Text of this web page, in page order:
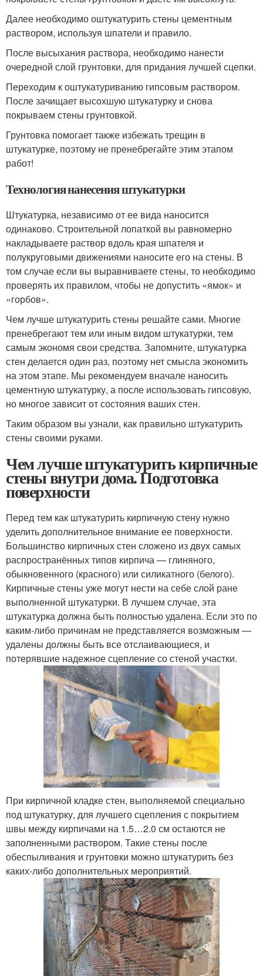
Далее необходимо оштукатурить стены цементным
раствором, используя шпатели и правило.
После высыхания раствора, необходимо нанести
очередной слой грунтовки, для придания лучшей сцепки.
Переходим к оштукатуриванию гипсовым раствором.
После зачищает высохшую штукатурку и снова
покрываем стены грунтовкой.
Грунтовка помогает также избежать трещин в
штукатурке, поэтому не пренебрегайте этим этапом
работ!
Технология нанесения штукатурки
Штукатурка, независимо от ее вида наносится
одинаково. Строительной лопаткой вы равномерно
накладываете раствор вдоль края шпателя и
полукруговыми движениями наносите его на стены. В
том случае если вы выравниваете стены, то необходимо
проверять их правилом, чтобы не допустить «ямок» и
«горбов».
Чем лучше штукатурить стены решайте сами. Многие
пренебрегают тем или иным видом штукатурки, тем
самым экономя свои средства. Запомните, штукатурка
стен делается один раз, поэтому нет смысла экономить
на этом этапе. Мы рекомендуем вначале наносить
цементную штукатурку, а после использовать гипсовую,
но многое зависит от состояния ваших стен.
Таким образом вы узнали, как правильно штукатурить
стены своими руками.
Чем лучше штукатурить кирпичные
стены внутри дома. Подготовка
поверхности
Перед тем как штукатурить кирпичную стену нужно
уделить дополнительное внимание ее поверхности.
Большинство кирпичных стен сложено из двух самых
распространённых типов кирпича — глиняного,
обыкновенного (красного) или силикатного (белого).
Кирпичные стены уже могут нести на себе слой ране
выполненной штукатурки. В лучшем случае, эта
штукатурка должна быть полностью удалена. Если это по
каким-либо причинам не представляется возможным —
удалены должны быть все отслаивающиеся, и
потерявшие надежное сцепление со стеной участки.
При кирпичной кладке стен, выполняемой специально
под штукатурку, для лучшего сцепления с покрытием
швы между кирпичами на 1.5…2.0 см остаются не
заполненными раствором. Такие стены после
обеспыливания и грунтовки можно штукатурить без
каких-либо дополнительных мероприятий.